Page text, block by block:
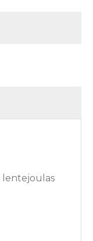
lentejoulas